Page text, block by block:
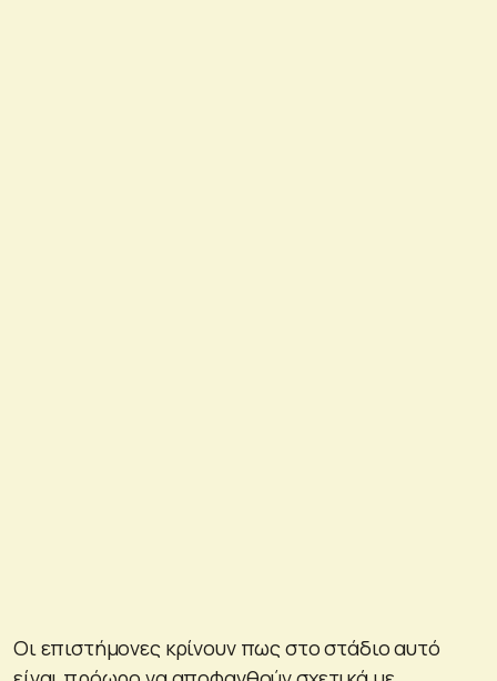
Οι επιστήμονες κρίνουν πως στο στάδιο αυτό